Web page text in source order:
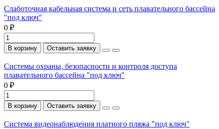
Слаботочная кабельная система и сеть плавательного бассейна
"под ключ"
0 ₽
В корзину Оставить заявку
Системы охраны, безопасности и контроля доступа
плавательного бассейна "под ключ"
0 ₽
В корзину Оставить заявку
Система видеонаблюдения платного пляжа "под ключ"